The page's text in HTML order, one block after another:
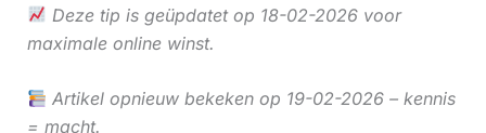
Deze tip is geüpdatet op 18-02-2026 voor
maximale online winst.
Artikel opnieuw bekeken op 19-02-2026 – kennis
= macht.